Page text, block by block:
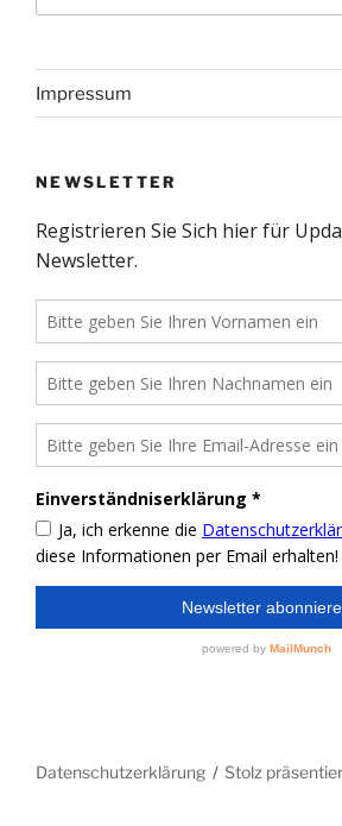
Impressum
NEWSLETTER
Datenschutzerklärung Stolz